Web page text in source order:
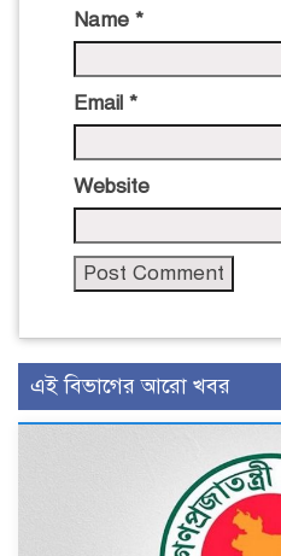
Name *
Email *
Website
এই বিভাগের আরো খবর